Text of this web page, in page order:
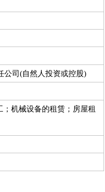
公司(自然人投资或控股)
机械设备的租赁；房屋租